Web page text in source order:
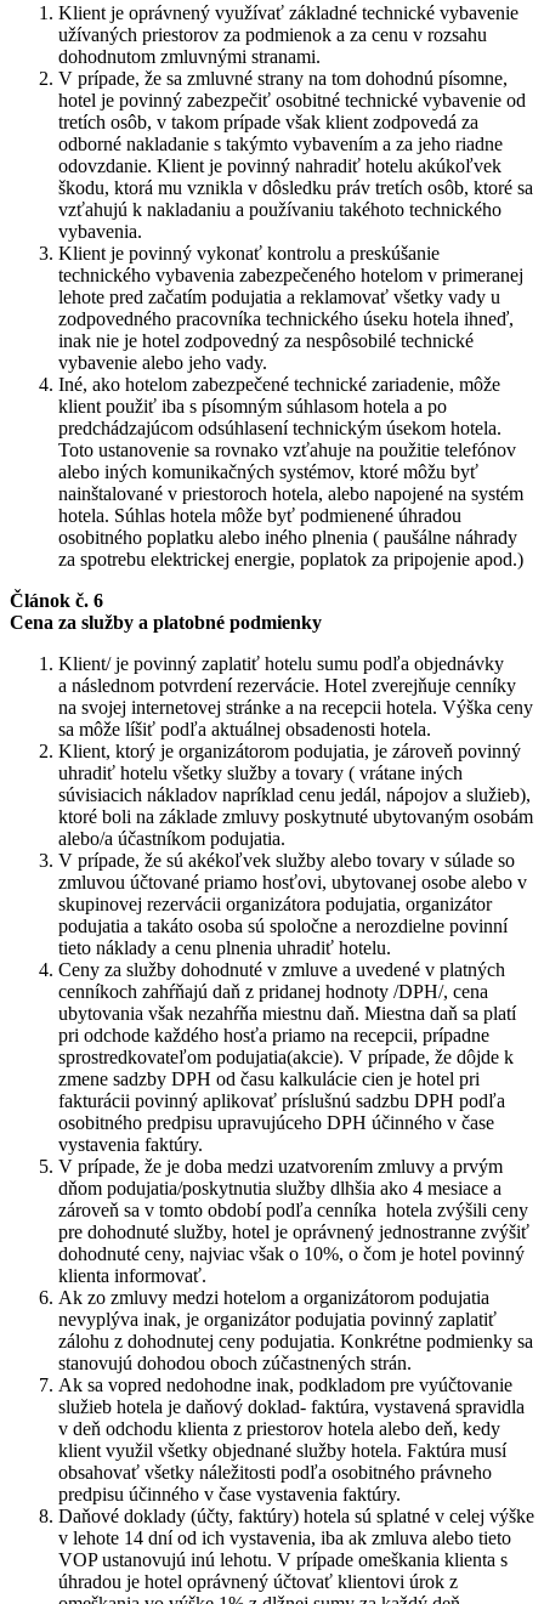
Klient je oprávnený využívať základné technické vybavenie
užívaných priestorov za podmienok a za cenu v rozsahu
dohodnutom zmluvnými stranami.
V prípade, že sa zmluvné strany na tom dohodnú písomne,
hotel je povinný zabezpečiť osobitné technické vybavenie od
tretích osôb, v takom prípade však klient zodpovedá za
odborné nakladanie s takýmto vybavením a za jeho riadne
odovzdanie. Klient je povinný nahradiť hotelu akúkoľvek
škodu, ktorá mu vznikla v dôsledku práv tretích osôb, ktoré sa
vzťahujú k nakladaniu a používaniu takéhoto technického
vybavenia.
Klient je povinný vykonať kontrolu a preskúšanie
technického vybavenia zabezpečeného hotelom v primeranej
lehote pred začatím podujatia a reklamovať všetky vady u
zodpovedného pracovníka technického úseku hotela ihneď,
inak nie je hotel zodpovedný za nespôsobilé technické
vybavenie alebo jeho vady.
Iné, ako hotelom zabezpečené technické zariadenie, môže
klient použiť iba s písomným súhlasom hotela a po
predchádzajúcom odsúhlasení technickým úsekom hotela.
Toto ustanovenie sa rovnako vzťahuje na použitie telefónov
alebo iných komunikačných systémov, ktoré môžu byť
nainštalované v priestoroch hotela, alebo napojené na systém
hotela. Súhlas hotela môže byť podmienené úhradou
osobitného poplatku alebo iného plnenia ( paušálne náhrady
za spotrebu elektrickej energie, poplatok za pripojenie apod.)
Článok č. 6
Cena za služby a platobné podmienky
Klient/ je povinný zaplatiť hotelu sumu podľa objednávky
a následnom potvrdení rezervácie. Hotel zverejňuje cenníky
na svojej internetovej stránke a na recepcii hotela. Výška ceny
sa môže líšiť podľa aktuálnej obsadenosti hotela.
Klient, ktorý je organizátorom podujatia, je zároveň povinný
uhradiť hotelu všetky služby a tovary ( vrátane iných
súvisiacich nákladov napríklad cenu jedál, nápojov a služieb),
ktoré boli na základe zmluvy poskytnuté ubytovaným osobám
alebo/a účastníkom podujatia.
V prípade, že sú akékoľvek služby alebo tovary v súlade so
zmluvou účtované priamo hosťovi, ubytovanej osobe alebo v
skupinovej rezervácii organizátora podujatia, organizátor
podujatia a takáto osoba sú spoločne a nerozdielne povinní
tieto náklady a cenu plnenia uhradiť hotelu.
Ceny za služby dohodnuté v zmluve a uvedené v platných
cenníkoch zahŕňajú daň z pridanej hodnoty /DPH/, cena
ubytovania však nezahŕňa miestnu daň. Miestna daň sa platí
pri odchode každého hosťa priamo na recepcii, prípadne
sprostredkovateľom podujatia(akcie). V prípade, že dôjde k
zmene sadzby DPH od času kalkulácie cien je hotel pri
fakturácii povinný aplikovať príslušnú sadzbu DPH podľa
osobitného predpisu upravujúceho DPH účinného v čase
vystavenia faktúry.
V prípade, že je doba medzi uzatvorením zmluvy a prvým
dňom podujatia/poskytnutia služby dlhšia ako 4 mesiace a
zároveň sa v tomto období podľa cenníka hotela zvýšili ceny
pre dohodnuté služby, hotel je oprávnený jednostranne zvýšiť
dohodnuté ceny, najviac však o 10%, o čom je hotel povinný
klienta informovať.
Ak zo zmluvy medzi hotelom a organizátorom podujatia
nevyplýva inak, je organizátor podujatia povinný zaplatiť
zálohu z dohodnutej ceny podujatia. Konkrétne podmienky sa
stanovujú dohodou oboch zúčastnených strán.
Ak sa vopred nedohodne inak, podkladom pre vyúčtovanie
služieb hotela je daňový doklad- faktúra, vystavená spravidla
v deň odchodu klienta z priestorov hotela alebo deň, kedy
klient využil všetky objednané služby hotela. Faktúra musí
obsahovať všetky náležitosti podľa osobitného právneho
predpisu účinného v čase vystavenia faktúry.
Daňové doklady (účty, faktúry) hotela sú splatné v celej výške
v lehote 14 dní od ich vystavenia, iba ak zmluva alebo tieto
VOP ustanovujú inú lehotu. V prípade omeškania klienta s
úhradou je hotel oprávnený účtovať klientovi úrok z